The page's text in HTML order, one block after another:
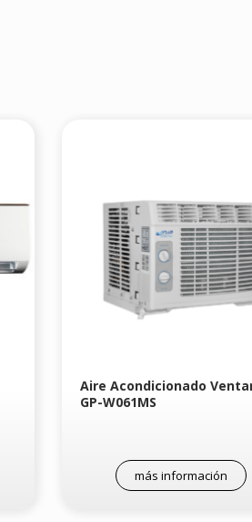
Aire Acondicionado
GP-W061MS
más información